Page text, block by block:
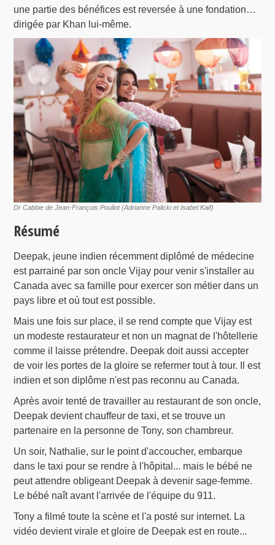
une partie des bénéfices est reversée à une fondation…
dirigée par Khan lui-même.
Dr Cabbie de Jean-François Pouliot (Adrianne Palicki et Isabel Kaif)
Résumé
Deepak, jeune indien récemment diplômé de médecine
est parrainé par son oncle Vijay pour venir s'installer au
Canada avec sa famille pour exercer son métier dans un
pays libre et où tout est possible.
Mais une fois sur place, il se rend compte que Vijay est
un modeste restaurateur et non un magnat de l'hôtellerie
comme il laisse prétendre. Deepak doit aussi accepter
de voir les portes de la gloire se refermer tout à tour. Il est
indien et son diplôme n'est pas reconnu au Canada.
Après avoir tenté de travailler au restaurant de son oncle,
Deepak devient chauffeur de taxi, et se trouve un
partenaire en la personne de Tony, son chambreur.
Un soir, Nathalie, sur le point d'accoucher, embarque
dans le taxi pour se rendre à l'hôpital... mais le bébé ne
peut attendre obligeant Deepak à devenir sage-femme.
Le bébé naît avant l'arrivée de l'équipe du 911.
Tony a filmé toute la scène et l'a posté sur internet. La
vidéo devient virale et gloire de Deepak est en route...